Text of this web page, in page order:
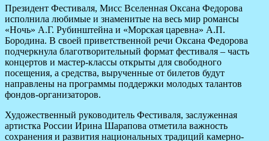
Президент Фестиваля, Мисс Вселенная Оксана Федорова
исполнила любимые и знаменитые на весь мир романсы
«Ночь» А.Г. Рубинштейна и «Морская царевна» А.П.
Бородина. В своей приветственной речи Оксана Федорова
подчеркнула благотворительный формат фестиваля – часть
концертов и мастер-классы открыты для свободного
посещения, а средства, вырученные от билетов будут
направлены на программы поддержки молодых талантов
фондов-организаторов.
Художественный руководитель Фестиваля, заслуженная
артистка России Ирина Шарапова отметила важность
сохранения и развития национальных традиций камерно-